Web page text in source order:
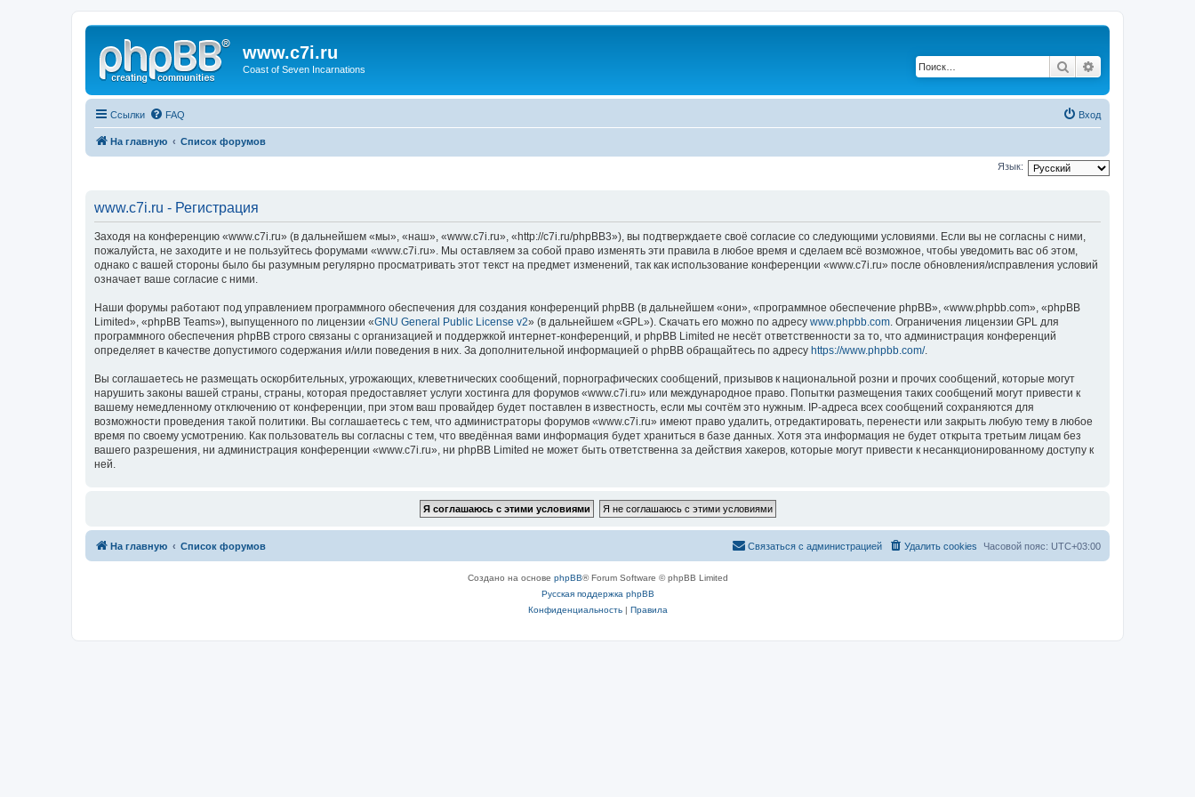
www.c7i.ru
Coast of Seven Incarnations Поиск
Ссылки FAQ Вход
На главную Список форумов
Язык:
www.c7i.ru - Регистрация
Заходя на конференцию «www.c7i.ru» (в дальнейшем «мы», «наш», «www.c7i.ru», «http://c7i.ru/phpBB3»), вы подтверждаете своё согласие со следующими условиями. Если вы не согласны с ними,
пожалуйста, не заходите и не пользуйтесь форумами «www.c7i.ru». Мы оставляем за собой право изменять эти правила в любое время и сделаем всё возможное, чтобы уведомить вас об этом,
однако с вашей стороны было бы разумным регулярно просматривать этот текст на предмет изменений, так как использование конференции «www.c7i.ru» после обновления/исправления условий
означает ваше согласие с ними.
Наши форумы работают под управлением программного обеспечения для создания конференций phpBB (в дальнейшем «они», «программное обеспечение phpBB», «www.phpbb.com», «phpBB
Limited», «phpBB Teams»), выпущенного по лицензии «GNU General Public License v2» (в дальнейшем «GPL»). Скачать его можно по адресу www.phpbb.com. Ограничения лицензии GPL для
программного обеспечения phpBB строго связаны с организацией и поддержкой интернет-конференций, и phpBB Limited не несёт ответственности за то, что администрация конференций
определяет в качестве допустимого содержания и/или поведения в них. За дополнительной информацией о phpBB обращайтесь по адресу https://www.phpbb.com/.
Вы соглашаетесь не размещать оскорбительных, угрожающих, клеветнических сообщений, порнографических сообщений, призывов к национальной розни и прочих сообщений, которые могут
нарушить законы вашей страны, страны, которая предоставляет услуги хостинга для форумов «www.c7i.ru» или международное право. Попытки размещения таких сообщений могут привести к
вашему немедленному отключению от конференции, при этом ваш провайдер будет поставлен в известность, если мы сочтём это нужным. IP-адреса всех сообщений сохраняются для
возможности проведения такой политики. Вы соглашаетесь с тем, что администраторы форумов «www.c7i.ru» имеют право удалить, отредактировать, перенести или закрыть любую тему в любое
время по своему усмотрению. Как пользователь вы согласны с тем, что введённая вами информация будет храниться в базе данных. Хотя эта информация не будет открыта третьим лицам без
вашего разрешения, ни администрация конференции «www.c7i.ru», ни phpBB Limited не может быть ответственна за действия хакеров, которые могут привести к несанкционированному доступу к
ней.
На главную Список форумов Часовой пояс: UTC+03:00
Удалить cookies
Связаться с администрацией
Создано на основе phpBB® Forum Software © phpBB Limited
Русская поддержка phpBB
Конфиденциальность| Правила